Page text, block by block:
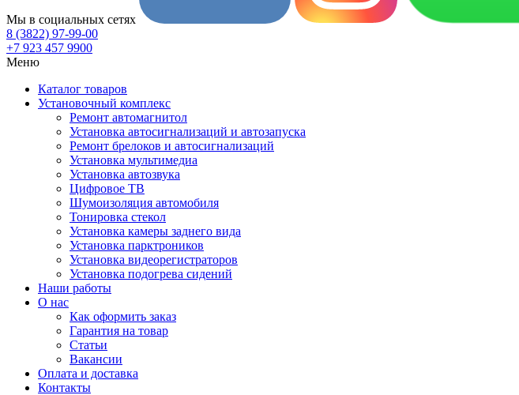
Мы в социальных сетях
8 (3822) 97-99-00
+7 923 457 9900
Меню
Каталог товаров
Установочный комплекс
Ремонт автомагнитол
Установка автосигнализаций и автозапуска
Ремонт брелоков и автосигнализаций
Установка мультимедиа
Установка автозвука
Цифровое ТВ
Шумоизоляция автомобиля
Тонировка стекол
Установка камеры заднего вида
Установка парктроников
Установка видеорегистраторов
Установка подогрева сидений
Наши работы
О нас
Как оформить заказ
Гарантия на товар
Статьи
Вакансии
Оплата и доставка
Контакты